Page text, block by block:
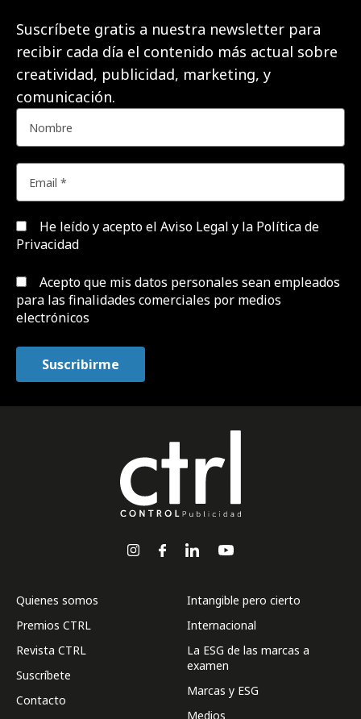
Suscríbete gratis a nuestra newsletter para
recibir cada día el contenido más actual sobre
creatividad, publicidad, marketing, y
comunicación.
He leído y acepto el Aviso Legal y la Política de
Privacidad
Acepto que mis datos personales sean empleados
para las finalidades comerciales por medios
electrónicos
Quienes somos
Premios CTRL
Revista CTRL
Suscríbete
Contacto
Intangible pero cierto
Internacional
La ESG de las marcas a
examen
Marcas y ESG
Medios